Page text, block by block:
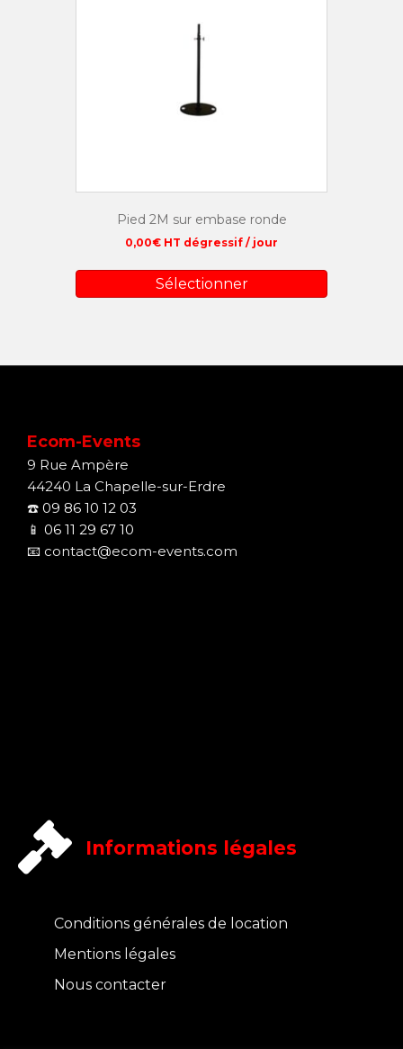
Pied 2M sur embase ronde
0,00€ HT dégressif / jour
Sélectionner
Ecom-Events
9 Rue Ampère
44240 La Chapelle-sur-Erdre
☎️ 09 86 10 12 03
📱 06 11 29 67 10
📧 contact@ecom-events.com
Informations légales
Conditions générales de location
Mentions légales
Nous contacter